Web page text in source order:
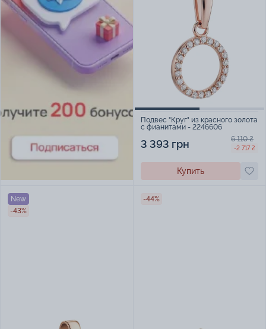
Подвес "Круг" из красного золота
с фианитами - 2246606
3 393 грн 6 110 ₴
-2 717 ₴
Купить
New
-43%
-44%